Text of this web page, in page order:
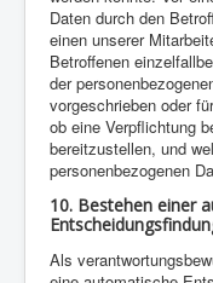
Daten durch den
einen unserer
Betroffenen
der
vorgeschrieben oder
ob eine Verpflichtung
bereitzustellen, und
personenbezogenen
10. Bestehen einer
Als